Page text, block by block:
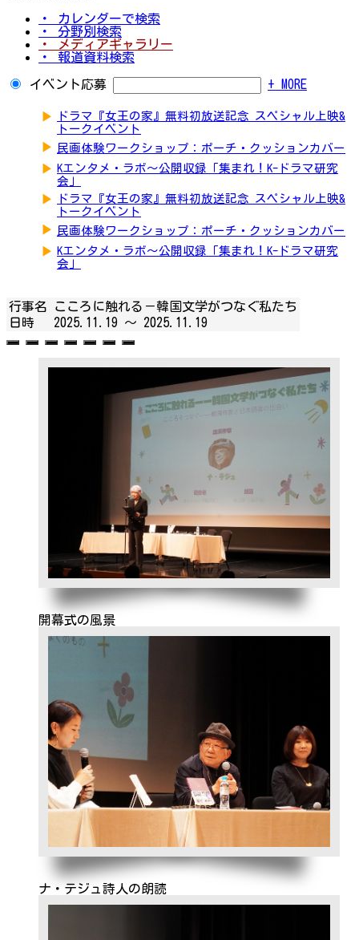
・ カレンダーで検索
・ 分野別検索
・ メディアギャラリー
・ 報道資料検索
イベント応募 + MORE
▶
ドラマ『女王の家』無料初放送記念 スペシャル上映&
トークイベント
▶ 民画体験ワークショップ：ポーチ・クッションカバー
▶ Kエンタメ・ラボ～公開収録「集まれ！K-ドラマ研究
会」
▶
ドラマ『女王の家』無料初放送記念 スペシャル上映&
トークイベント
▶ 民画体験ワークショップ：ポーチ・クッションカバー
▶ Kエンタメ・ラボ～公開収録「集まれ！K-ドラマ研究
会」
行事名
こころに触れる－韓国文学がつなぐ私たち
日時
2025.11.19 ～ 2025.11.19
開幕式の風景
ナ・テジュ詩人の朗読